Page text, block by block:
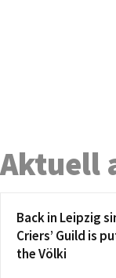
Aktuell
Back in Leipzig
Criers’ Guild is
the Völki